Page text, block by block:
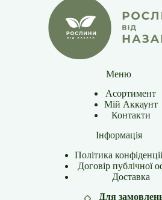
Меню
Асортимент
Мій Аккаунт
Контакти
Інформація
Політика
Договір публічної
Доставка
Для